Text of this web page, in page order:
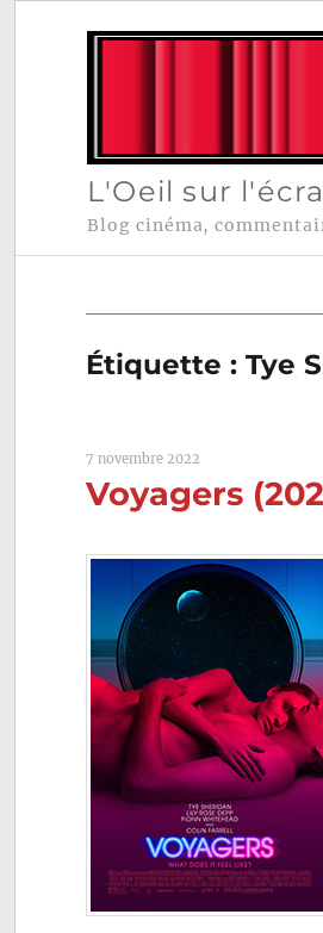
L'Oeil sur
Blog cinéma,
Étiquette :Tye
7 novembre 2022
Voyagers